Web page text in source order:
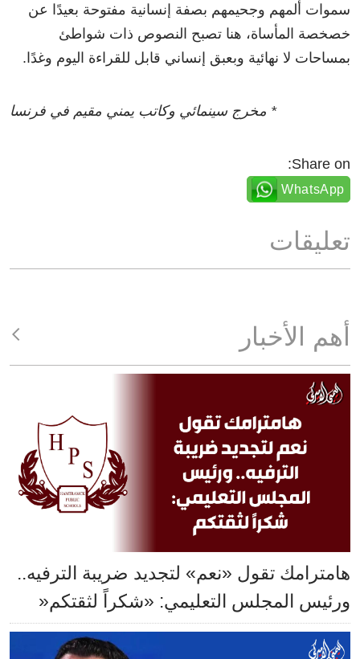
سموات ألمهم وجحيمهم بصفة إنسانية مفتوحة بعيدًا عن
خصخصة المأساة، هنا تصبح النصوص ذات شواطئ
بمساحات لا نهائية وبعبق إنساني قابل للقراءة اليوم وغدًا.
* مخرج سينمائي وكاتب يمني مقيم في فرنسا
Share on:
WhatsApp
تعليقات
أهم الأخبار
هامترامك تقول «نعم» لتجديد ضريبة الترفيه..
ورئيس المجلس التعليمي: «شكراً لثقتكم«